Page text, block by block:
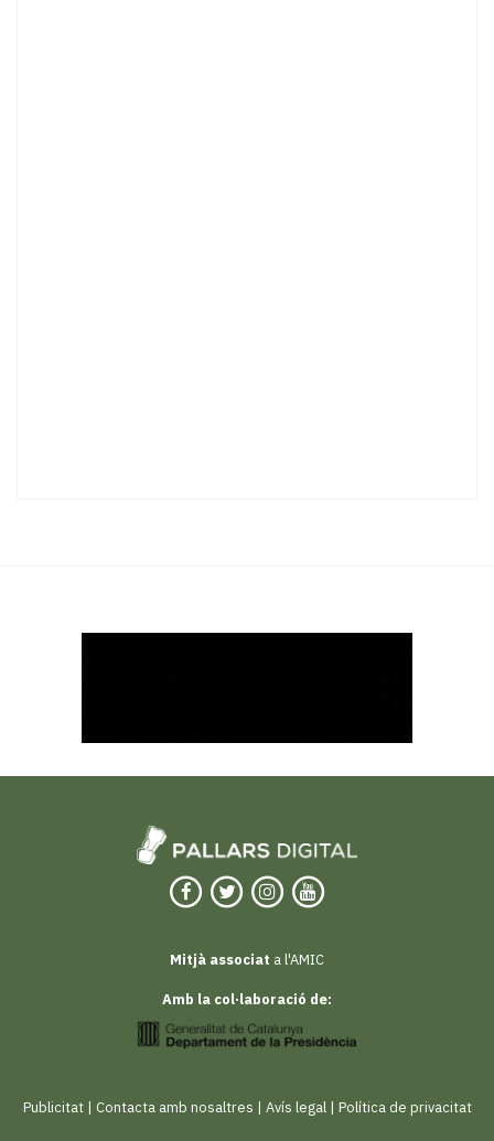
Mitjà associat a l'AMIC
Amb la col·laboració de:
Publicitat| Contacta amb nosaltres | Avís legal| Política de privacitat